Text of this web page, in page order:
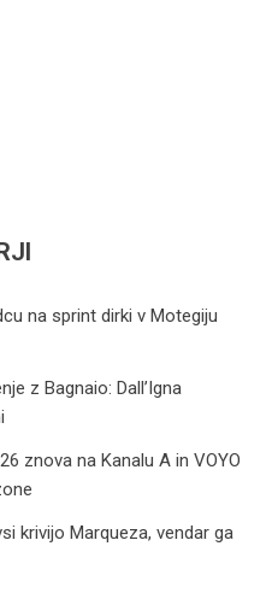
na sprint dirki v Motegiju
z Bagnaio: Dall’Igna
znova na Kanalu A in VOYO
krivijo Marqueza, vendar ga